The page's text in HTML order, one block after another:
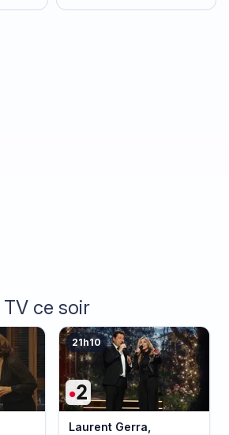
ce soir
21h10
Laurent Gerra,